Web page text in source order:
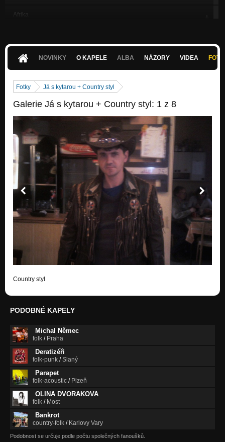
Afrika
Miliony faustu
Nezařazeno
Nezařazeno
Nezařazeno
Perute
Nezařazeno
Tajemství
Nezařazeno
Dobré houby
Nezařazeno
Nezařazeno
Cesty
Čmelák a blázen
Nezařazeno
Nezařazeno
Potůček
Nezařazeno
Volání jara
NOVINKY O KAPELE ALBA NÁZORY VIDEA
Fotky Já s kytarou + Country styl
Galerie Já s kytarou + Country styl: 1 z 8
Country styl
PODOBNÉ KAPELY
Michal Němec
folk / Praha
Deratizéři
folk-punk /Slaný
Parapet
folk-acoustic / Plzeň
OLINA DVORAKOVA
folk / Most
Bankrot
country-folk / Karlovy Vary
Podobnost se určuje podle počtu společných fanoušků.